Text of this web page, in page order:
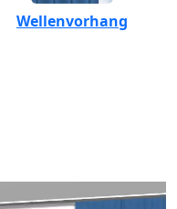
Wellenvorhang